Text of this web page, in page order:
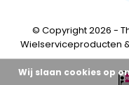
© Copyright 2026 -
Wielserviceproducten
Wij slaan cookies op